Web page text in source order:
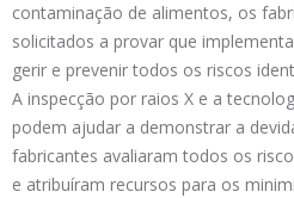
contaminação de alimentos, os
solicitados a provar que
gerir e prevenir todos os riscos
A inspecção por raios X e a
podem ajudar a demonstrar a
fabricantes avaliaram todos os
e atribuíram recursos para os